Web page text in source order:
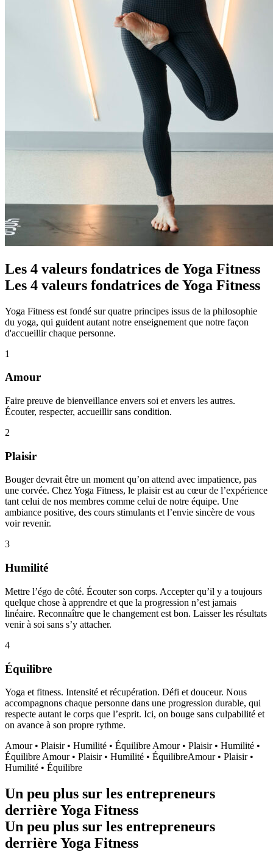
Les 4 valeurs fondatrices de Yoga Fitness
Les 4 valeurs fondatrices de Yoga Fitness
Yoga Fitness est fondé sur quatre principes issus de la philosophie
du yoga, qui guident autant notre enseignement que notre façon
d'accueillir chaque personne.
1
Amour
Faire preuve de bienveillance envers soi et envers les autres.
Écouter, respecter, accueillir sans condition.
2
Plaisir
Bouger devrait être un moment qu’on attend avec impatience, pas
une corvée. Chez Yoga Fitness, le plaisir est au cœur de l’expérience
tant celui de nos membres comme celui de notre équipe. Une
ambiance positive, des cours stimulants et l’envie sincère de vous
voir revenir.
3
Humilité
Mettre l’égo de côté. Écouter son corps. Accepter qu’il y a toujours
quelque chose à apprendre et que la progression n’est jamais
linéaire. Reconnaître que le changement est bon. Laisser les résultats
venir à soi sans s’y attacher.
4
Équilibre
Yoga et fitness. Intensité et récupération. Défi et douceur. Nous
accompagnons chaque personne dans une progression durable, qui
respecte autant le corps que l’esprit. Ici, on bouge sans culpabilité et
on avance à son propre rythme.
Amour • Plaisir • Humilité • Équilibre Amour • Plaisir • Humilité •
Équilibre Amour • Plaisir • Humilité • ÉquilibreAmour • Plaisir •
Humilité • Équilibre
Un peu plus sur les entrepreneurs
derrière Yoga Fitness
Un peu plus sur les entrepreneurs
derrière Yoga Fitness